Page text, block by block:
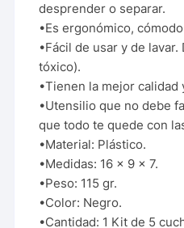
desprender o separar.
•Es ergonómico,
•Fácil de usar y de
tóxico).
•Tienen la mejor calidad
•Utensilio que no debe
que todo te quede con
•Material: Plástico.
•Medidas: 16 x 9 x 7.
•Peso: 115 gr.
•Color: Negro.
•Cantidad: 1 Kit de 5